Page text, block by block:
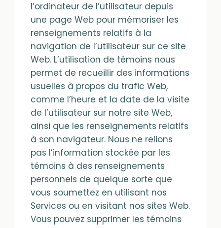
l’ordinateur de l’utilisateur depuis
une page Web pour mémoriser les
renseignements relatifs à la
navigation de l’utilisateur sur ce site
Web. L’utilisation de témoins nous
permet de recueillir des informations
usuelles à propos du trafic Web,
comme l’heure et la date de la visite
de l’utilisateur sur notre site Web,
ainsi que les renseignements relatifs
à son navigateur. Nous ne relions
pas l’information stockée par les
témoins à des renseignements
personnels de quelque sorte que
vous soumettez en utilisant nos
Services ou en visitant nos sites Web.
Vous pouvez supprimer les témoins